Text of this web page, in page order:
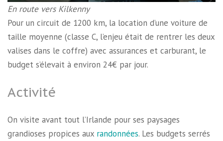
En route vers Kilkenny
Pour un circuit de 1200 km, la location d’une voiture de
taille moyenne (classe C, l’enjeu était de rentrer les deux
valises dans le coffre) avec assurances et carburant, le
budget s’élevait à environ 24€ par jour.
Activité
On visite avant tout l’Irlande pour ses paysages
grandioses propices aux randonnées. Les budgets serrés